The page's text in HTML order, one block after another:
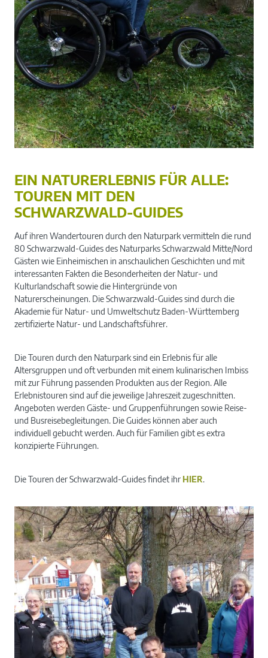
EIN NATURERLEBNIS FÜR ALLE:
TOUREN MIT DEN
SCHWARZWALD-GUIDES
Auf ihren Wandertouren durch den Naturpark vermitteln die rund
80 Schwarzwald-Guides des Naturparks Schwarzwald Mitte/Nord
Gästen wie Einheimischen in anschaulichen Geschichten und mit
interessanten Fakten die Besonderheiten der Natur- und
Kulturlandschaft sowie die Hintergründe von
Naturerscheinungen. Die Schwarzwald-Guides sind durch die
Akademie für Natur- und Umweltschutz Baden-Württemberg
zertifizierte Natur- und Landschaftsführer.
Die Touren durch den Naturpark sind ein Erlebnis für alle
Altersgruppen und oft verbunden mit einem kulinarischen Imbiss
mit zur Führung passenden Produkten aus der Region. Alle
Erlebnistouren sind auf die jeweilige Jahreszeit zugeschnitten.
Angeboten werden Gäste- und Gruppenführungen sowie Reise-
und Busreisebegleitungen. Die Guides können aber auch
individuell gebucht werden. Auch für Familien gibt es extra
konzipierte Führungen.
Die Touren der Schwarzwald-Guides findet ihr HIER.